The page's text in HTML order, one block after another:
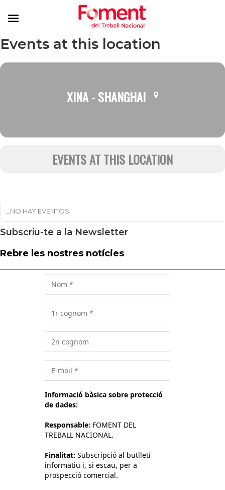
Events at this location
XINA - SHANGHAI
EVENTS AT THIS LOCATION
_NO HAY EVENTOS
Subscriu-te a la Newsletter
Rebre les nostres notícies
Informació bàsica sobre protecció
de dades:
Responsable: FOMENT DEL
TREBALL NACIONAL.
Finalitat: Subscripció al butlletí
informatiu i, si escau, per a
prospecció comercial.